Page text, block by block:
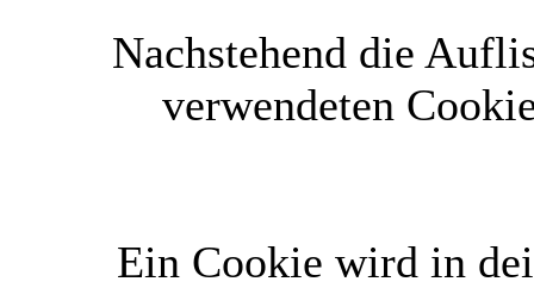
Nachstehend die
verwendeten
Ein Cookie wird in